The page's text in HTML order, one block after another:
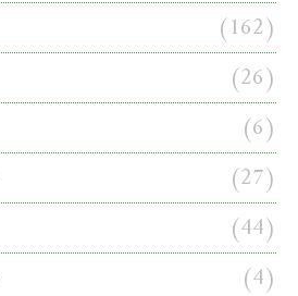
(162)
(26)
(6)
(27)
(44)
(4)